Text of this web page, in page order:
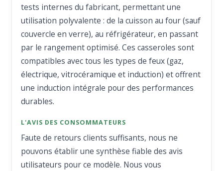
tests internes du fabricant, permettant une
utilisation polyvalente : de la cuisson au four (sauf
couvercle en verre), au réfrigérateur, en passant
par le rangement optimisé. Ces casseroles sont
compatibles avec tous les types de feux (gaz,
électrique, vitrocéramique et induction) et offrent
une induction intégrale pour des performances
durables.
L'AVIS DES CONSOMMATEURS
Faute de retours clients suffisants, nous ne
pouvons établir une synthèse fiable des avis
utilisateurs pour ce modèle. Nous vous